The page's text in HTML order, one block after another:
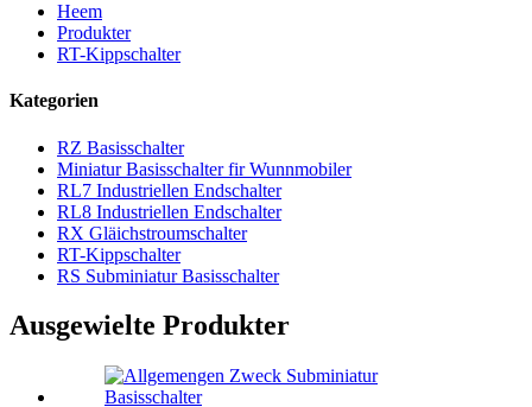
Heem
Produkter
RT-Kippschalter
Kategorien
RZ Basisschalter
Miniatur Basisschalter fir Wunnmobiler
RL7 Industriellen Endschalter
RL8 Industriellen Endschalter
RX Gläichstroumschalter
RT-Kippschalter
RS Subminiatur Basisschalter
Ausgewielte Produkter